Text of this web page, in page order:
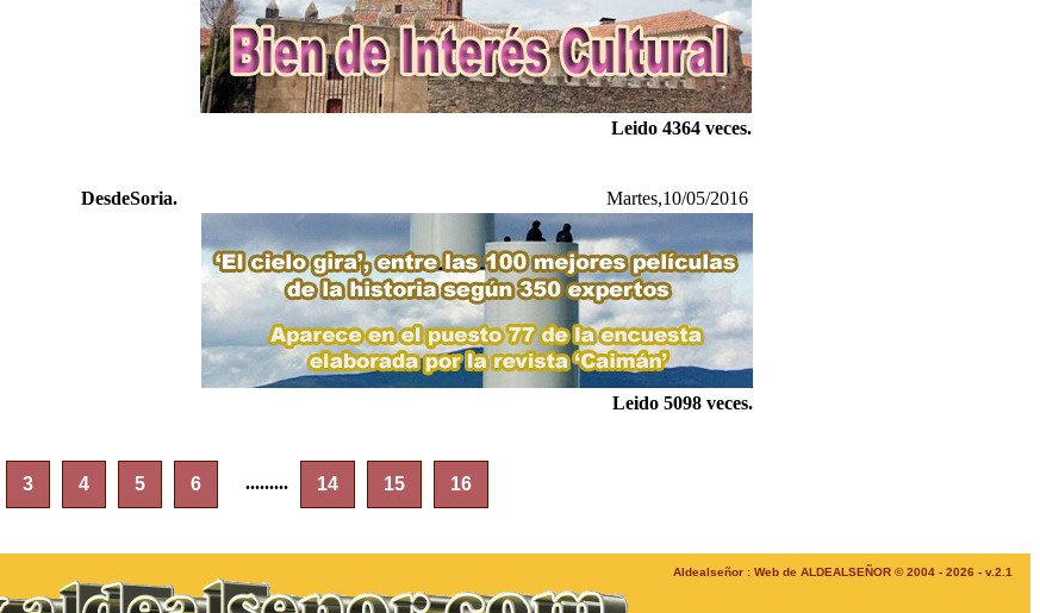
Leido 4364 veces.
DesdeSoria. Martes,10/05/2016
Leido 5098 veces.
3 4 5 6 ......... 14 15 16
Aldealseñor : Web de ALDEALSEÑOR © 2004 - 2026 - v.2.1